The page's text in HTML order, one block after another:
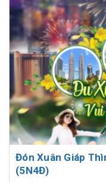
Đón Xuân Giáp
(5N4Đ)